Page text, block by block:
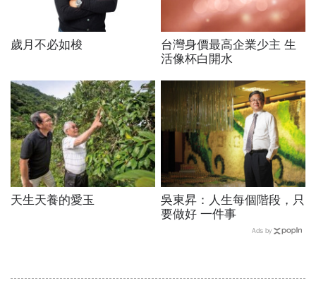
歲月不必如梭
台灣身價最高企業少主 生
活像杯白開水
天生天養的愛玉
吳東昇：人生每個階段，只
要做好 一件事
Ads by